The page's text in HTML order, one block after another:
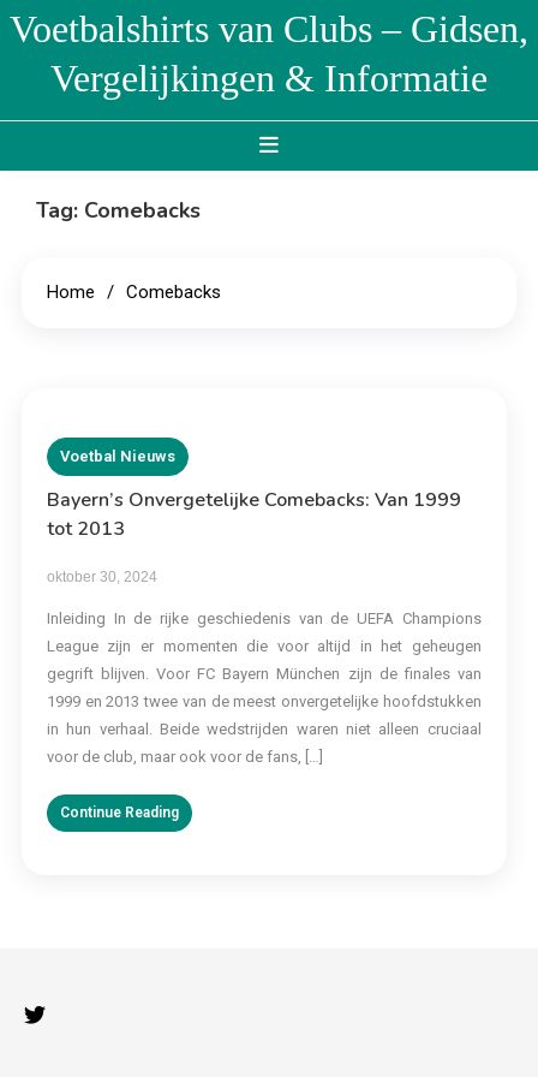
Skip
content
Voetbalshirts van Clubs – Gidsen,
Vergelijkingen & Informatie
Tag: Comebacks
Home Comebacks
Voetbal Nieuws
Bayern’s Onvergetelijke Comebacks: Van 1999
tot 2013
oktober 30, 2024
Inleiding In de rijke geschiedenis van de UEFA Champions
League zijn er momenten die voor altijd in het geheugen
gegrift blijven. Voor FC Bayern München zijn de finales van
1999 en 2013 twee van de meest onvergetelijke hoofdstukken
in hun verhaal. Beide wedstrijden waren niet alleen cruciaal
voor de club, maar ook voor de fans, […]
Continue Reading